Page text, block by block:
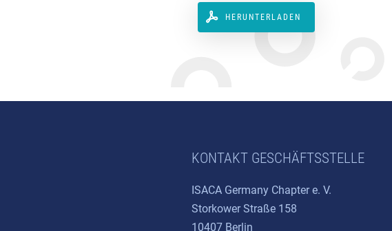
HERUNTERLADEN
KONTAKT GESCHÄFTSSTELLE
ISACA Germany Chapter e. V.
Storkower Straße 158
10407 Berlin